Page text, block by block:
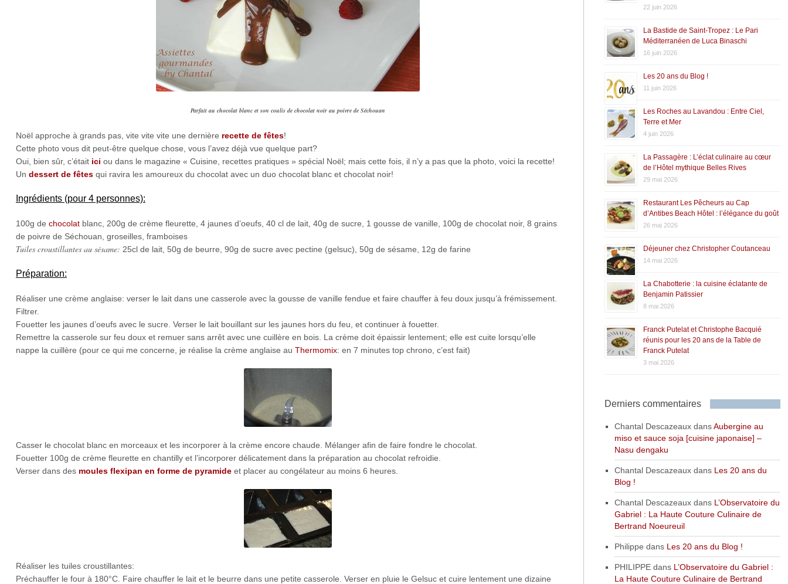
Parfait au chocolat blanc et son coulis de chocolat noir au poivre de Séchouan
Noël approche à grands pas, vite vite vite une dernière recette de fêtes!
Cette photo vous dit peut-être quelque chose, vous l’avez déjà vue quelque part?
Oui, bien sûr, c’était ici ou dans le magazine « Cuisine, recettes pratiques » spécial Noël; mais cette fois, il n’y a pas que la photo, voici la recette!
Un dessert de fêtesqui ravira les amoureux du chocolat avec un duo chocolat blanc et chocolat noir!
Ingrédients (pour 4 personnes):
100g de chocolatblanc, 200g de crème fleurette, 4 jaunes d’oeufs, 40 cl de lait, 40g de sucre, 1 gousse de vanille, 100g de chocolat noir, 8 grains
de poivre de Séchouan, groseilles, framboises
Tuiles croustillantes au sésame: 25cl de lait, 50g de beurre, 90g de sucre avec pectine (gelsuc), 50g de sésame, 12g de farine
Préparation:
Réaliser une crème anglaise: verser le lait dans une casserole avec la gousse de vanille fendue et faire chauffer à feu doux jusqu’à frémissement.
Filtrer.
Fouetter les jaunes d’oeufs avec le sucre. Verser le lait bouillant sur les jaunes hors du feu, et continuer à fouetter.
Remettre la casserole sur feu doux et remuer sans arrêt avec une cuillère en bois. La crème doit épaissir lentement; elle est cuite lorsqu’elle
nappe la cuillère (pour ce qui me concerne, je réalise la crème anglaise au Thermomix: en 7 minutes top chrono, c’est fait)
Casser le chocolat blanc en morceaux et les incorporer à la crème encore chaude. Mélanger afin de faire fondre le chocolat.
Fouetter 100g de crème fleurette en chantilly et l’incorporer délicatement dans la préparation au chocolat refroidie.
Verser dans des moules flexipan en forme de pyramideet placer au congélateur au moins 6 heures.
Réaliser les tuiles croustillantes:
Préchauffer le four à 180°C. Faire chauffer le lait et le beurre dans une petite casserole. Verser en pluie le Gelsuc et cuire lentement une dizaine
22 juin 2026
La Bastide de Saint-Tropez : Le Pari
Méditerranéen de Luca Binaschi
16 juin 2026
Les 20 ans du Blog !
11 juin 2026
Les Roches au Lavandou : Entre Ciel,
Terre et Mer
4 juin 2026
La Passagère : L’éclat culinaire au cœur
de l’Hôtel mythique Belles Rives
29 mai 2026
Restaurant Les Pêcheurs au Cap
d’Antibes Beach Hôtel : l’élégance du goût
26 mai 2026
Déjeuner chez Christopher Coutanceau
14 mai 2026
La Chabotterie : la cuisine éclatante de
Benjamin Patissier
8 mai 2026
Franck Putelat et Christophe Bacquié
réunis pour les 20 ans de la Table de
Franck Putelat
3 mai 2026
Derniers commentaires
Chantal DescazeauxdansAubergine au
miso et sauce soja [cuisine japonaise] –
Nasu dengaku
Chantal Descazeauxdans Les 20 ans du
Blog !
Chantal Descazeauxdans L’Observatoire du
Gabriel : La Haute Couture Culinaire de
Bertrand Noeureuil
Philippe dans Les 20 ans du Blog !
PHILIPPEdans L’Observatoire du Gabriel :
La Haute Couture Culinaire de Bertrand